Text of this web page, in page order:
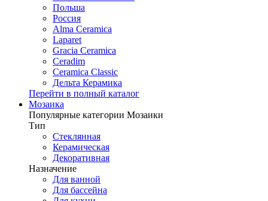
Польша
Россия
Alma Ceramica
Laparet
Gracia Ceramica
Ceradim
Ceramica Classic
Дельта Керамика
Перейти в полный каталог
Мозаика
Популярные категории Мозаики
Тип
Стеклянная
Керамическая
Декоративная
Назначение
Для ванной
Для бассейна